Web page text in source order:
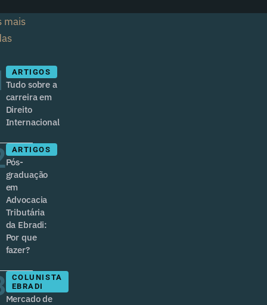
mais
ARTIGOS
Tudo sobre a
carreira em
Direito
Internacional
ARTIGOS
Pós-
graduação
em
Advocacia
Tributária
da Ebradi:
Por que
fazer?
COLUNISTA
EBRADI
Mercado de